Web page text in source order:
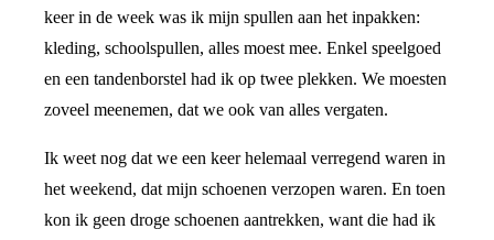
keer in de week was ik mijn spullen aan het inpakken:
kleding, schoolspullen, alles moest mee. Enkel speelgoed
en een tandenborstel had ik op twee plekken. We moesten
zoveel meenemen, dat we ook van alles vergaten.
Ik weet nog dat we een keer helemaal verregend waren in
het weekend, dat mijn schoenen verzopen waren. En toen
kon ik geen droge schoenen aantrekken, want die had ik